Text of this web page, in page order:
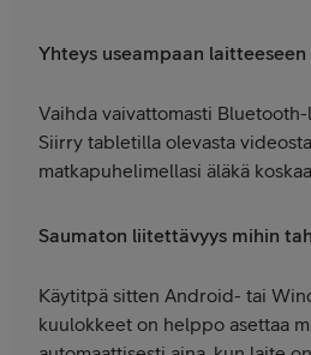
Yhteys useampaan laitteeseen
Vaihda vaivattomasti
Siirry tabletilla olevasta
matkapuhelimellasi äläkä
Saumaton liitettävyys mihin
Käytitpä sitten Android- tai
kuulokkeet on helppo asettaa